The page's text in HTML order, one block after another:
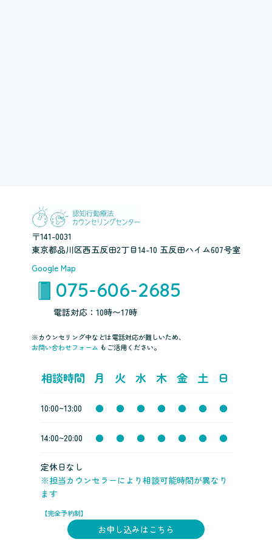
〒141-0031
東京都品川区西五反田2丁目14-10 五反田ハイム607号室
Google Map
075-606-2685
電話対応：10時〜17時
※カウンセリング中などは電話対応が難しいため、
お問い合わせフォーム もご活用ください。
相談時間 月 火 水 木 金 土 日
10:00~13:00 ● ● ● ● ● ● ●
14:00~20:00 ● ● ● ● ● ● ●
定休日なし
※担当カウンセラーにより相談可能時間が異なり
ます
【完全予約制】
お申し込みはこちら